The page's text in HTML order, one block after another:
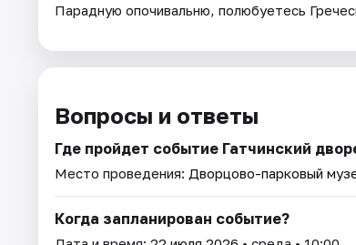
Парадную опочивальню, полюбуетесь
Вопросы и ответы
Где пройдет событие Гатчинский
Место проведения: Дворцово-парковый
Когда запланирован событие?